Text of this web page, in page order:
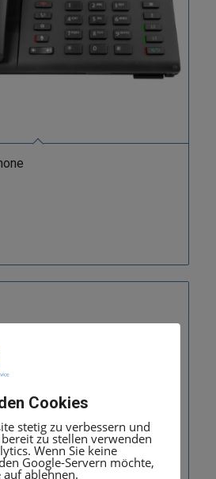
Cookies
stetig zu verbessern und
zu stellen verwenden
Wenn Sie keine
Google-Servern möchte,
auf ablehnen.